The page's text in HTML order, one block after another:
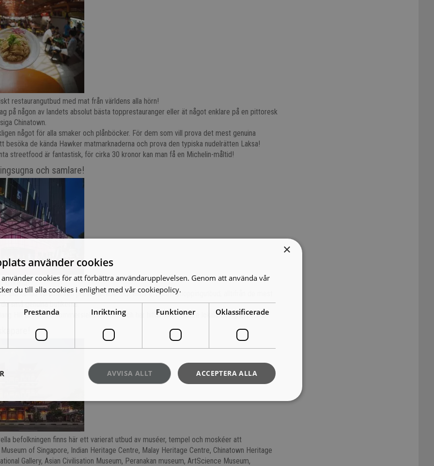
restaurangutbud med mat från världens alla hörn!
på någon av landets absolut bästa topprestauranger eller ät något enklare på en pittoresk
Chinatown.
något för alla smaker och plånböcker. För dem som vill prova det mest genuina
besöka de kända Hawker matmarknaderna och prova den typiska nudelrätten Laksa!
streetfood är fantastisk, för cirka 30 kronor kan man få en Michelin-måltid!
och samlare!
alla kända varumärken presenterade. Här finns ett brett shoppingutbud, alltifrån de mest
små genuina butikerna.
Hill är mindre kommersiella område och här hittar man mindre lokala designerbutiker.
befolkningen finns här ett varierat utbud av muséer, tempel och moskéer att
of Singapore, Indian Heritage Centre, Malay Heritage Centre, Chinatown Heritage
Gallery, Asian Civilisation Museum, Peranakan museum, ArtScience Museum,
×
använder cookies
cookies för att förbättra användarupplevelsen. Genom att använda vår
du till alla cookies i enlighet med vår cookiepolicy.
Prestanda Inriktning Funktioner Oklassificerade
ACCEPTERA ALLA
AVVISA ALLT